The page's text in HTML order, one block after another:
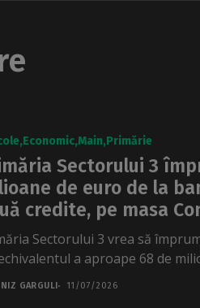
Economic Main Primărie
Sectorului 3
de euro de la
credite, pe masa
Sectorului 3 vrea să
a aproape 68 de
GARGULI 11/07/2026